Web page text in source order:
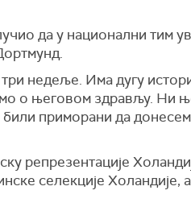
да у национални тим
недеље. Има дугу
о његовом здрављу. Ни
били приморани да
репрезентације
селекције Холандије,